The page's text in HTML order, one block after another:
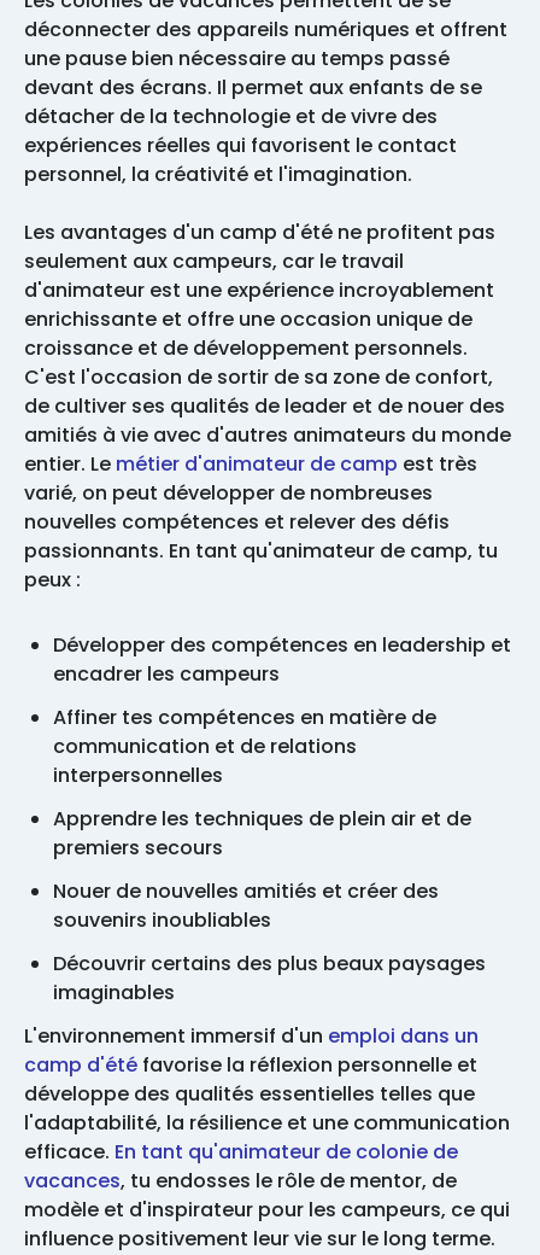
déconnecter des appareils numériques et offrent
une pause bien nécessaire au temps passé
devant des écrans. Il permet aux enfants de se
détacher de la technologie et de vivre des
expériences réelles qui favorisent le contact
personnel, la créativité et l'imagination.
Les avantages d'un camp d'été ne profitent pas
seulement aux campeurs, car le travail
d'animateur est une expérience incroyablement
enrichissante et offre une occasion unique de
croissance et de développement personnels.
C'est l'occasion de sortir de sa zone de confort,
de cultiver ses qualités de leader et de nouer des
amitiés à vie avec d'autres animateurs du monde
entier. Le métier d'animateur de camp est très
varié, on peut développer de nombreuses
nouvelles compétences et relever des défis
passionnants. En tant qu'animateur de camp, tu
peux :
Développer des compétences en leadership et
encadrer les campeurs
Affiner tes compétences en matière de
communication et de relations
interpersonnelles
Apprendre les techniques de plein air et de
premiers secours
Nouer de nouvelles amitiés et créer des
souvenirs inoubliables
Découvrir certains des plus beaux paysages
imaginables
L'environnement immersif d'un emploi dans un
camp d'été favorise la réflexion personnelle et
développe des qualités essentielles telles que
l'adaptabilité, la résilience et une communication
efficace. En tant qu'animateur de colonie de
vacances, tu endosses le rôle de mentor, de
modèle et d'inspirateur pour les campeurs, ce qui
influence positivement leur vie sur le long terme.